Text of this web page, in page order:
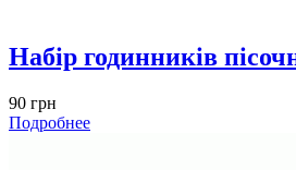
Набір годинників
90 грн
Подробнее